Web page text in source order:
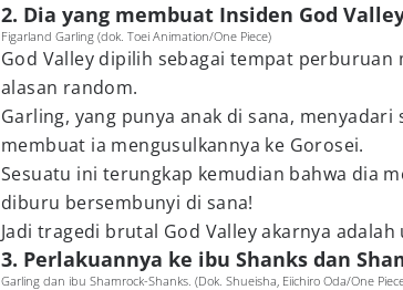
2. Dia yang membuat Insiden God
Figarland Garling (dok. Toei Animation/One Piece)
God Valley dipilih sebagai tempat perburuan
alasan random.
Garling, yang punya anak di sana,
membuat ia mengusulkannya ke Gorosei.
Sesuatu ini terungkap kemudian bahwa dia
diburu bersembunyi di sana!
Jadi tragedi brutal God Valley akarnya adalah
3. Perlakuannya ke ibu Shanks dan
Garling dan ibu Shamrock-Shanks. (Dok. Shueisha, Eiichiro Oda/One